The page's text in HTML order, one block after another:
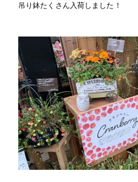
吊り鉢たくさん入荷しました！